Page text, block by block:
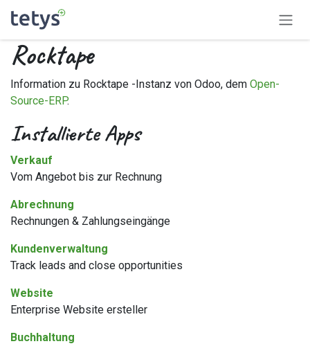
Zum Inhalt springen
Rocktape
Information zu Rocktape -Instanz von Odoo, dem Open-
Source-ERP.
Installierte Apps
Verkauf
Vom Angebot bis zur Rechnung
Abrechnung
Rechnungen & Zahlungseingänge
Kundenverwaltung
Track leads and close opportunities
Website
Enterprise Website ersteller
Buchhaltung